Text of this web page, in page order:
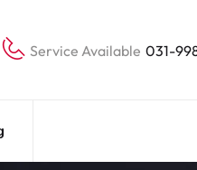
Service Available 031-